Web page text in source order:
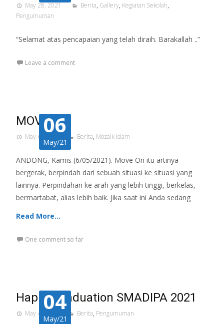
May 28, 2021 Berita, Gallery, Kegiatan Sekolah,
Pengumuman
“Selamat atas pencapaian yang telah diraih. Barakallah ..”
Leave a comment
06
May/21
MOVE ON
May 6, 2021 Berita, Mozaik Islam
ANDONG, Kamis (6/05/2021). Move On itu artinya
bergerak, berpindah dari sebuah situasi ke situasi yang
lainnya. Perpindahan ke arah yang lebih tinggi, berkelas,
bermartabat, alias lebih baik. Jika saat ini Anda sedang
Read More…
One comment so far
04
May/21
Happy Graduation SMADIPA 2021
May 4, 2021 Berita, Pengumuman